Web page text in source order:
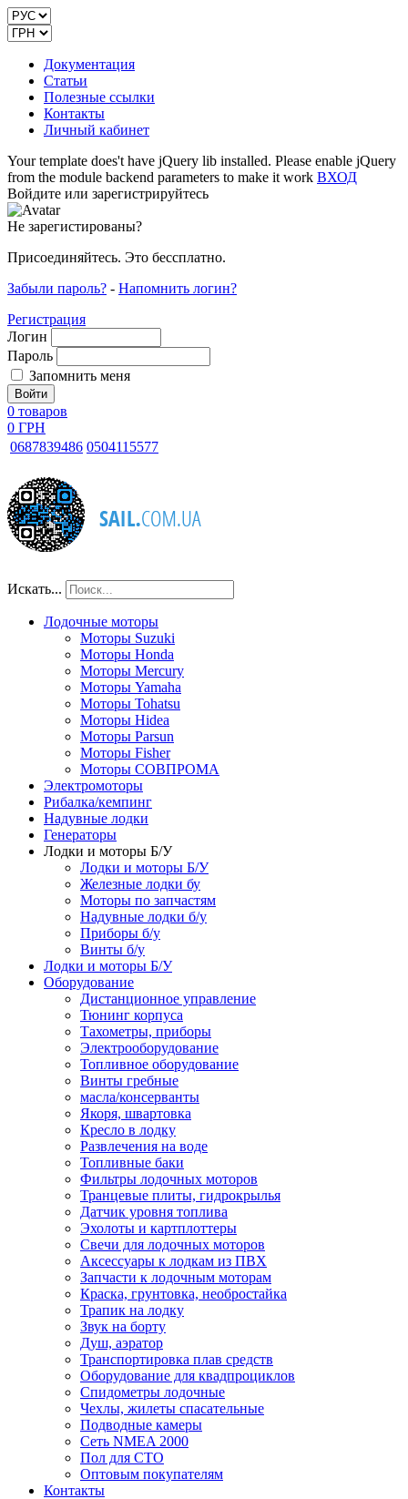
Документация
Статьи
Полезные ссылки
Контакты
Личный кабинет
Your template does't have jQuery lib installed. Please enable jQuery
from the module backend parameters to make it work ВХОД
Войдите или зарегистрируйтесь
Не зарегистированы?
Присоединяйтесь. Это бессплатно.
Забыли пароль? - Напомнить логин?
Регистрация
Логин
Пароль
Запомнить меня
0 товаров
0 ГРН
0687839486 0504115577
Искать...
Лодочные моторы
Моторы Suzuki
Моторы Honda
Моторы Mercury
Моторы Yamaha
Моторы Tohatsu
Моторы Hidea
Моторы Parsun
Моторы Fisher
Моторы СОВПРОМА
Электромоторы
Рибалка/кемпинг
Надувные лодки
Генераторы
Лодки и моторы Б/У
Лодки и моторы Б/У
Железные лодки бу
Моторы по запчастям
Надувные лодки б/у
Приборы б/у
Винты б/у
Лодки и моторы Б/У
Оборудование
Дистанционное управление
Тюнинг корпуса
Тахометры, приборы
Электрооборудование
Топливное оборудование
Винты гребные
масла/консерванты
Якоря, швартовка
Кресло в лодку
Развлечения на воде
Топливные баки
Фильтры лодочных моторов
Транцевые плиты, гидрокрылья
Датчик уровня топлива
Эхолоты и картплоттеры
Cвечи для лодочных моторов
Аксессуары к лодкам из ПВХ
Запчасти к лодочным моторам
Краска, грунтовка, необростайка
Трапик на лодку
Звук на борту
Душ, аэратор
Транспортировка плав средств
Оборудование для квадпроциклов
Спидометры лодочные
Чехлы, жилеты спасательные
Подводные камеры
Сеть NMEA 2000
Пол для СТО
Оптовым покупателям
Контакты